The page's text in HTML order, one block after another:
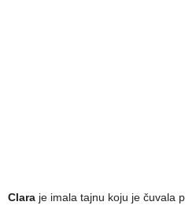
Clara je imala tajnu koju je čuvala